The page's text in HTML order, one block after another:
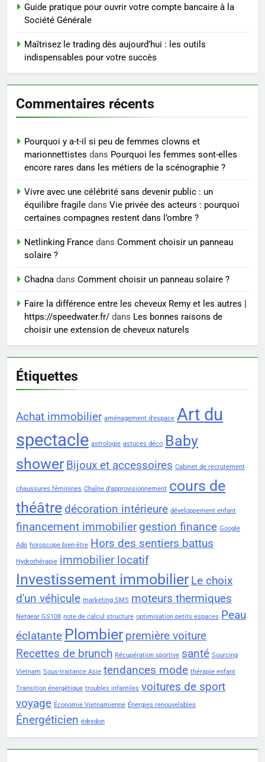
saignements
SANTÉ
6
Les secrets révélés pour une
peau éclatante grâce à The
Ordinary
SANTÉ
7
seniors: aménagement et
exercices
BIEN ÊTRE
8
Voyance à La Rochelle : où
sérieux à un tarif juste ?
BIEN ÊTRE
Guide pratique pour ouvrir votre compte bancaire à la
Société Générale
Maîtrisez le trading dès aujourd’hui : les outils
indispensables pour votre succès
Commentaires récents
Pourquoi y a-t-il si peu de femmes clowns et
marionnettistes dans Pourquoi les femmes sont-elles
encore rares dans les métiers de la scénographie ?
Vivre avec une célébrité sans devenir public : un
équilibre fragile dans Vie privée des acteurs : pourquoi
certaines compagnes restent dans l’ombre ?
Netlinking France dans Comment choisir un panneau
solaire ?
Chadna dans Comment choisir un panneau solaire ?
Faire la différence entre les cheveux Remy et les autres |
https://speedwater.fr/ dans Les bonnes raisons de
choisir une extension de cheveux naturels
Étiquettes
Achat immobilier aménagement d'espace Art du
spectacle astrologie astuces déco Baby
shower Bijoux et accessoires Cabinet de recrutement
chaussures féminines Chaîne d'approvisionnement cours de
théâtre décoration intérieure développement enfant
financement immobilier gestion finance Google
Ads horoscope bien-être Hors des sentiers battus
Hydrothérapie immobilier locatif
Investissement immobilier Le choix
d'un véhicule marketing SMS moteurs thermiques
Netgear GS108 note de calcul structure optimisation petits espaces Peau
éclatante Plombier première voiture
Recettes de brunch Récupération sportive santé Sourcing
Vietnam Sous-traitance Asie tendances mode thérapie enfant
Transition énergétique troubles infantiles voitures de sport
voyage Économie Vietnamienne Énergies renouvelables
Énergéticien édredon